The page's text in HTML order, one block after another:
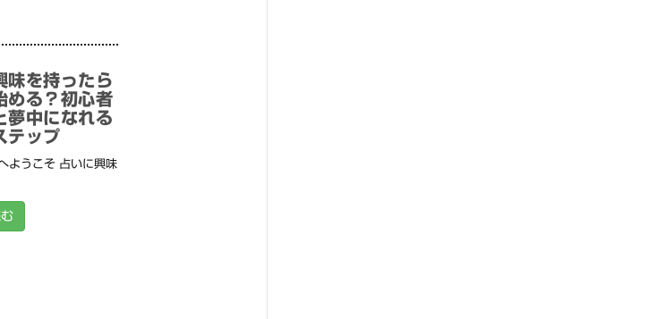
味を持ったら
める？初心者
夢中になれる
テップ
ようこそ 占いに興味